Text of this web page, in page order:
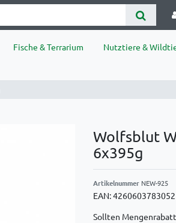
Fische & Terrarium Nutztiere &
Wolfsblut
6x395g
Artikelnummer NEW-925
EAN:4260603783052
Sollten